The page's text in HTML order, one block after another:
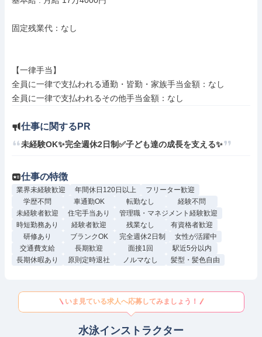
固定残業代：なし
【一律手当】
全員に一律で支払われる通勤・皆勤・家族手当金額：なし
仕事に関するPR
未経験OK✨完全週休2日制✅子ども達の成長を支える✨
仕事の特徴
業界未経験歓迎 年間休日120日以上
フリーター歓迎
学歴不問
車通勤OK 転勤なし
経験不問
未経験者歓迎
住宅手当あり
管理職・マネジメント経験歓迎
時短勤務あり
経験者歓迎 残業なし
有資格者歓迎
研修あり
ブランクOK 完全週休2日制
女性が活躍中
交通費支給
長期歓迎 面接1回
駅近5分以内
長期休暇あり
原則定時退社 ノルマなし 髪型・髪色自由
いま見ている求人へ応募してみましょう！
水泳インストラクター